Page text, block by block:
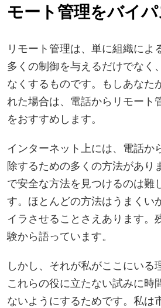
モート管理をバイ
リモート管理は、単に組織によ
多くの制御を与えるだけでなく
なくするものです。もしあなた
れた場合は、電話からリモート
をおすすめします。
インターネット上には、電話か
除するための多くの方法があり
で安全な方法を見つけるのは難
す。ほとんどの方法はうまくい
イラさせることさえあります。
験から語っています。
しかし、それが私がここにいる
これらの役に立たない試みに時
ないようにするためです。私は